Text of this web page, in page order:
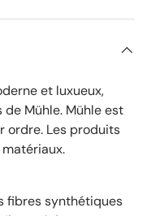
et luxueux,
Mühle. Mühle est
ordre. Les produits
fibres synthétiques